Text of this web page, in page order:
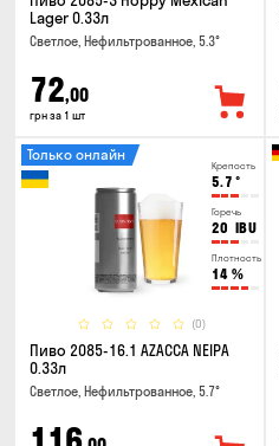
Lager 0.33л
Светлое, Нефильтрованное, 5.3°
72,00
грн за 1 шт
Крепость
5.7 °
Горечь
20 IBU
Плотность
14 %
(0)
Только онлайн
Пиво 2085-16.1 AZACCA NEIPA
0.33л
Светлое, Нефильтрованное, 5.7°